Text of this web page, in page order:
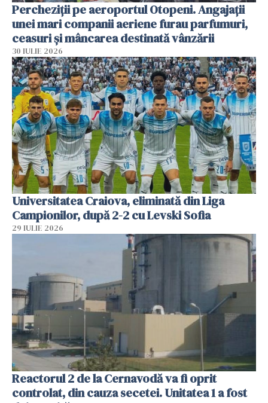
Percheziții pe aeroportul Otopeni. Angajații
unei mari companii aeriene furau parfumuri,
ceasuri și mâncarea destinată vânzării
30 IULIE 2026
Universitatea Craiova, eliminată din Liga
Campionilor, după 2-2 cu Levski Sofia
29 IULIE 2026
Reactorul 2 de la Cernavodă va fi oprit
controlat, din cauza secetei. Unitatea 1 a fost